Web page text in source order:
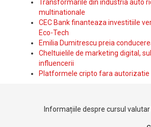
Transformarile din industria auto
multinationale
CEC Bank finanteaza investitiile
Eco-Tech
Emilia Dumitrescu preia
Cheltuielile de marketing digital,
influencerii
Platformele cripto fara autorizatie
Informațiile despre cursul